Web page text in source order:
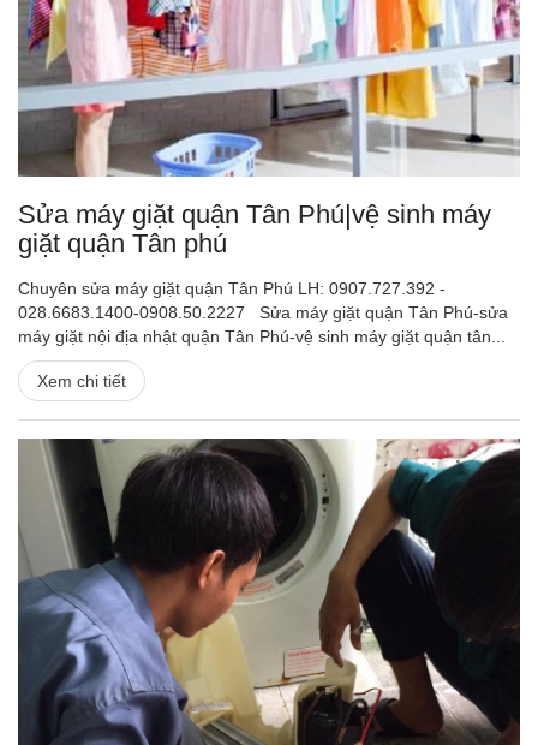
Sửa máy giặt quận Tân Phú|vệ sinh máy
giặt quận Tân phú
Chuyên sửa máy giặt quận Tân Phú LH: 0907.727.392 -
028.6683.1400-0908.50.2227 Sửa máy giặt quận Tân Phú-sửa
máy giặt nội địa nhật quận Tân Phú-vệ sinh máy giặt quận tân...
Xem chi tiết